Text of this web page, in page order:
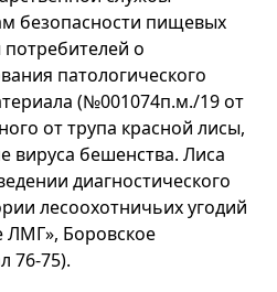
безопасности пищевых
о
патологического
(№001074п.м./19 от
от трупа красной лисы,
вируса бешенства. Лиса
диагностического
лесоохотничьих угодий
ЛМГ», Боровское
76-75).